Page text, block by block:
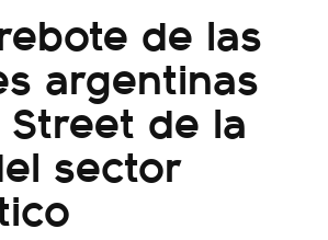
de las
argentinas
Street de la
sector